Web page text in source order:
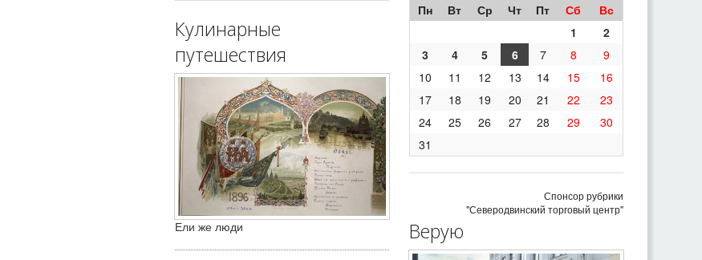
Кулинарные
путешествия
Ели же люди
Пн Вт Ср Чт Пт Сб
Вс
1
2
3
4 5 6 7 8
9
10
11 12 13 14 15
16
17
18 19 20 21 22
23
24
25 26 27 28 29
30
31
Спонсор рубрики
"Северодвинский торговый центр"
Верую